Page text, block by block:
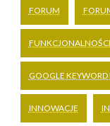
FORUM
FUNKCJONALNOŚCI
GOOGLE KEYWORD
INNOWACJE